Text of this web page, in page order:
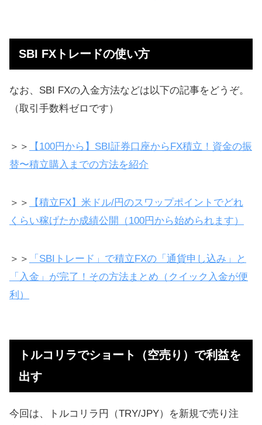
の利益に
反発を想定して、上の値段でショー
ト
注文
買い指値は今より低い値を、逆指値
トルコリラのスワップはオワコンな
のでショートで利益を
関連記事
ビットコインFXもやってみた
ロスカット（強制決済）に注意
SBI FXトレードの使い方
なお、SBI FXの入金方法などは以下の記事をどうぞ。
（取引手数料ゼロです）
＞＞
【100円から】SBI証券口座からFX積立！資金の振
替〜積立購入までの方法を紹介
＞＞
【積立FX】米ドル/円のスワップポイントでどれ
くらい稼げたか成績公開（100円から始められます）
＞＞
「SBIトレード」で積立FXの「通貨申し込み」と
「入金」が完了！その方法まとめ（クイック入金が便
利）
トルコリラでショート（空売り）で利益を
出す
今回は、トルコリラ円（TRY/JPY）を新規で売り注